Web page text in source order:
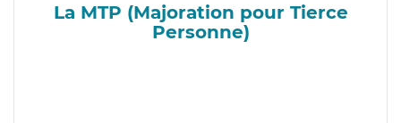
La MTP (Majoration pour Tierce
Personne)